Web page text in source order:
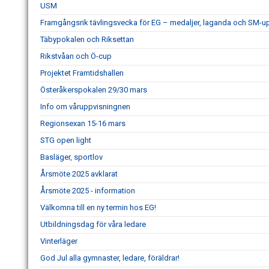
USM
Framgångsrik tävlingsvecka för EG – medaljer, laganda och SM-
Täbypokalen och Riksettan
Rikstvåan och Ö-cup
Projektet Framtidshallen
Österåkerspokalen 29/30 mars
Info om våruppvisningnen
Regionsexan 15-16 mars
STG open light
Basläger, sportlov
Årsmöte 2025 avklarat
Årsmöte 2025 - information
Välkomna till en ny termin hos EG!
Utbildningsdag för våra ledare
Vinterläger
God Jul alla gymnaster, ledare, föräldrar!